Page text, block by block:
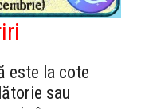
este la cote
sau